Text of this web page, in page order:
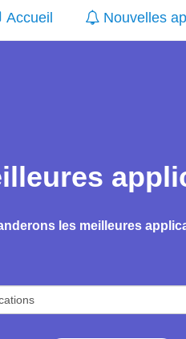
Accueil Nouvelles
les meilleures